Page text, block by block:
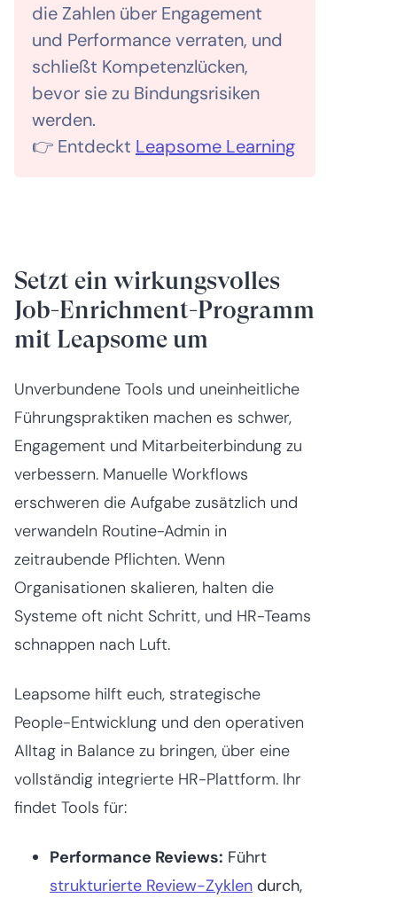
die Zahlen über Engagement
und Performance verraten, und
schließt Kompetenzlücken,
bevor sie zu Bindungsrisiken
werden.
👉 Entdeckt Leapsome Learning
Setzt ein wirkungsvolles
Job-Enrichment-Programm
mit Leapsome um
Unverbundene Tools und uneinheitliche
Führungspraktiken machen es schwer,
Engagement und Mitarbeiterbindung zu
verbessern. Manuelle Workflows
erschweren die Aufgabe zusätzlich und
verwandeln Routine-Admin in
zeitraubende Pflichten. Wenn
Organisationen skalieren, halten die
Systeme oft nicht Schritt, und HR-Teams
schnappen nach Luft.
Leapsome hilft euch, strategische
People-Entwicklung und den operativen
Alltag in Balance zu bringen, über eine
vollständig integrierte HR-Plattform. Ihr
findet Tools für:
Performance Reviews: Führt
strukturierte Review-Zyklen durch,